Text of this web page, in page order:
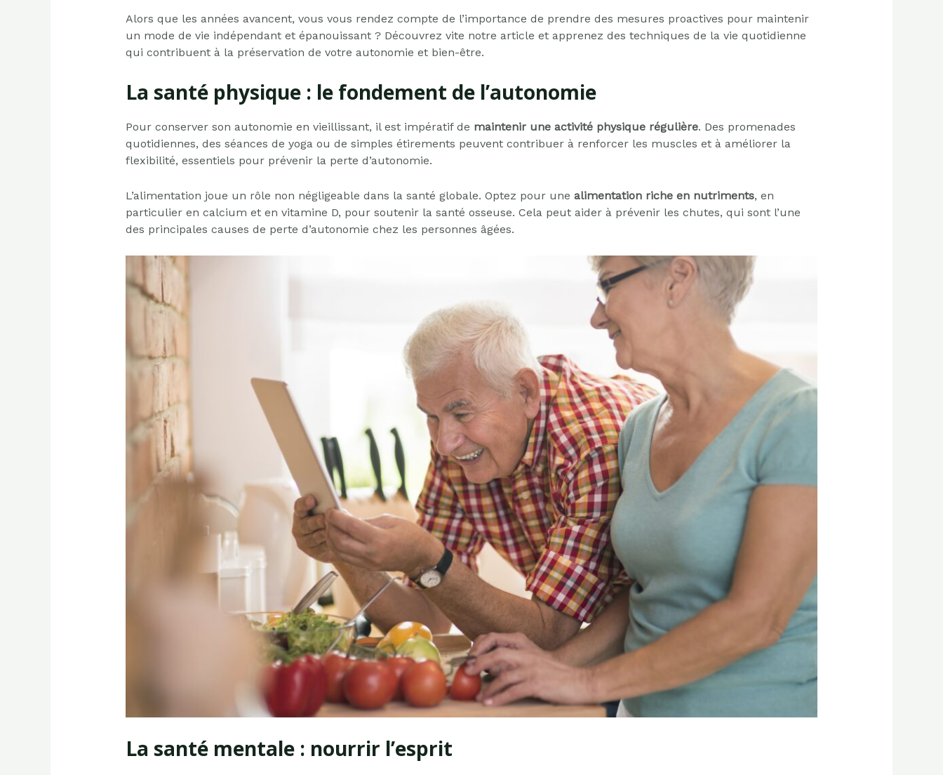
Alors que les années avancent, vous vous rendez compte de l’importance de prendre des mesures proactives pour maintenir
un mode de vie indépendant et épanouissant ? Découvrez vite notre article et apprenez des techniques de la vie quotidienne
qui contribuent à la préservation de votre autonomie et bien-être.
La santé physique : le fondement de l’autonomie
Pour conserver son autonomie en vieillissant, il est impératif de maintenir une activité physique régulière. Des promenades
quotidiennes, des séances de yoga ou de simples étirements peuvent contribuer à renforcer les muscles et à améliorer la
flexibilité, essentiels pour prévenir la perte d’autonomie.
L’alimentation joue un rôle non négligeable dans la santé globale. Optez pour une alimentation riche en nutriments, en
particulier en calcium et en vitamine D, pour soutenir la santé osseuse. Cela peut aider à prévenir les chutes, qui sont l’une
des principales causes de perte d’autonomie chez les personnes âgées.
La santé mentale : nourrir l’esprit